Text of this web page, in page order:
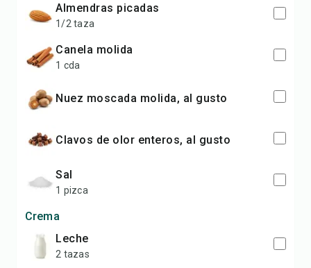
Almendras picadas
1/2 taza
Canela molida
1 cda
Nuez moscada molida, al gusto
Clavos de olor enteros, al gusto
Sal
1 pizca
Crema
Leche
2 tazas